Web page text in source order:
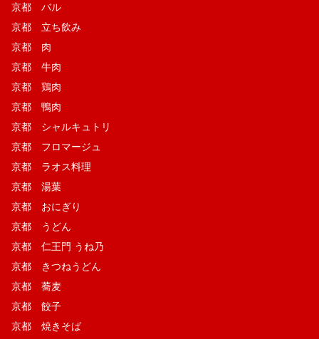
京都 バル
京都 立ち飲み
京都 肉
京都 牛肉
京都 鶏肉
京都 鴨肉
京都 シャルキュトリ
京都 フロマージュ
京都 ラオス料理
京都 湯葉
京都 おにぎり
京都 うどん
京都 仁王門 うね乃
京都 きつねうどん
京都 蕎麦
京都 餃子
京都 焼きそば